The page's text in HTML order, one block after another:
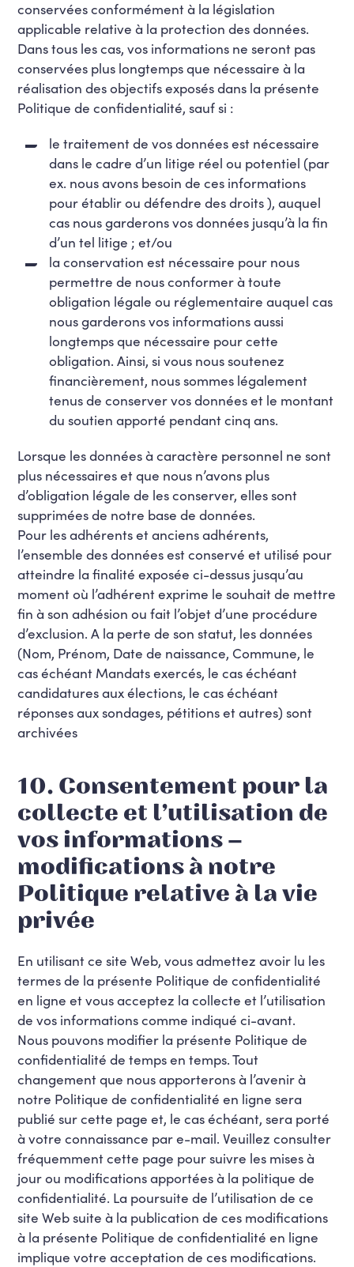
conservées conformément à la législation
applicable relative à la protection des données.
Dans tous les cas, vos informations ne seront pas
conservées plus longtemps que nécessaire à la
réalisation des objectifs exposés dans la présente
Politique de confidentialité, sauf si :
le traitement de vos données est nécessaire
dans le cadre d’un litige réel ou potentiel (par
ex. nous avons besoin de ces informations
pour établir ou défendre des droits ), auquel
cas nous garderons vos données jusqu’à la fin
d’un tel litige ; et/ou
la conservation est nécessaire pour nous
permettre de nous conformer à toute
obligation légale ou réglementaire auquel cas
nous garderons vos informations aussi
longtemps que nécessaire pour cette
obligation. Ainsi, si vous nous soutenez
financièrement, nous sommes légalement
tenus de conserver vos données et le montant
du soutien apporté pendant cinq ans.
Lorsque les données à caractère personnel ne sont
plus nécessaires et que nous n’avons plus
d’obligation légale de les conserver, elles sont
supprimées de notre base de données.
Pour les adhérents et anciens adhérents,
l’ensemble des données est conservé et utilisé pour
atteindre la finalité exposée ci-dessus jusqu’au
moment où l’adhérent exprime le souhait de mettre
fin à son adhésion ou fait l’objet d’une procédure
d’exclusion. A la perte de son statut, les données
(Nom, Prénom, Date de naissance, Commune, le
cas échéant Mandats exercés, le cas échéant
candidatures aux élections, le cas échéant
réponses aux sondages, pétitions et autres) sont
archivées
10. Consentement pour la
collecte et l’utilisation de
vos informations –
modifications à notre
Politique relative à la vie
privée
En utilisant ce site Web, vous admettez avoir lu les
termes de la présente Politique de confidentialité
en ligne et vous acceptez la collecte et l’utilisation
de vos informations comme indiqué ci-avant.
Nous pouvons modifier la présente Politique de
confidentialité de temps en temps. Tout
changement que nous apporterons à l’avenir à
notre Politique de confidentialité en ligne sera
publié sur cette page et, le cas échéant, sera porté
à votre connaissance par e-mail. Veuillez consulter
fréquemment cette page pour suivre les mises à
jour ou modifications apportées à la politique de
confidentialité. La poursuite de l’utilisation de ce
site Web suite à la publication de ces modifications
à la présente Politique de confidentialité en ligne
implique votre acceptation de ces modifications.